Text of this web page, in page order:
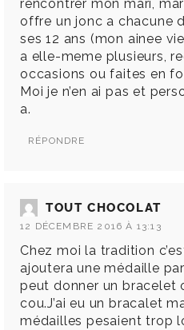
rencontrer mon mari,
offre un jonc a chacune
ses 12 ans (mon ainee
a elle-meme plusieurs,
occasions ou faites en
Moi je n’en ai pas et
a.
RÉPONDRE
TOUT CHOCOLAT
12 DÉCEMBRE 2016 À 13:13
Chez moi la tradition
ajoutera une médaille
peut donner un bracelet
cou.J’ai eu un bracalet
médailles pesaient trop